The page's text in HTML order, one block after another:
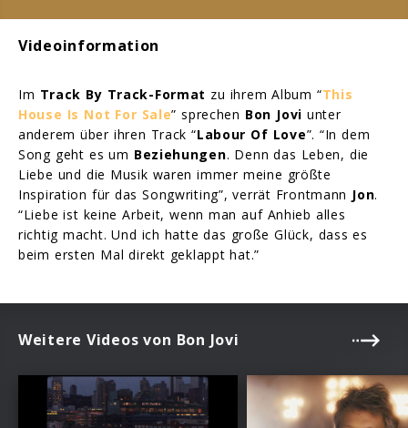
Videoinformation
Im Track By Track-Format zu ihrem Album “This
House Is Not For Sale” sprechen Bon Jovi unter
anderem über ihren Track “Labour Of Love”. “In dem
Song geht es um Beziehungen. Denn das Leben, die
Liebe und die Musik waren immer meine größte
Inspiration für das Songwriting”, verrät Frontmann Jon.
“Liebe ist keine Arbeit, wenn man auf Anhieb alles
richtig macht. Und ich hatte das große Glück, dass es
beim ersten Mal direkt geklappt hat.”
Weitere Videos von Bon Jovi